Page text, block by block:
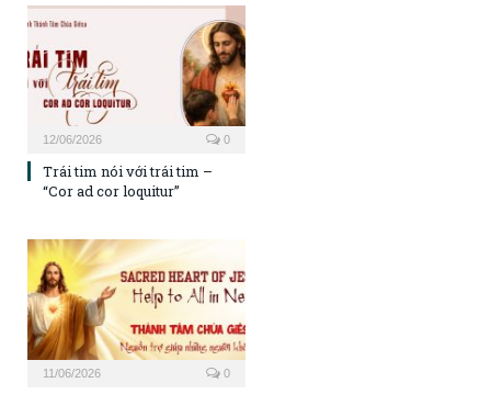
12/06/2026 0
Trái tim nói với trái tim –
“Cor ad cor loquitur”
11/06/2026 0